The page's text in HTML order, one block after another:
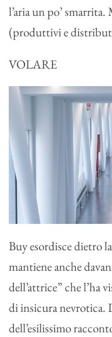
l’aria un po’
(produttivi e
VOLARE
Buy esordisce dietro
mantiene anche
dell’attrice” che l’ha
di insicura nevrotica.
dell’esilissimo